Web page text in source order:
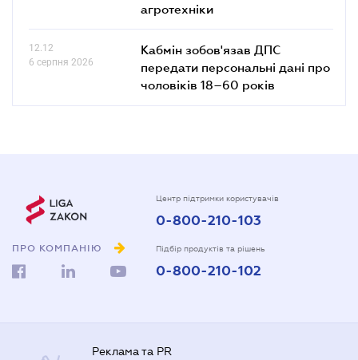
агротехніки
12.12
6 серпня 2026
Кабмін зобов'язав ДПС
передати персональні дані про
чоловіків 18–60 років
ПРО КОМПАНІЮ
Центр підтримки користувачів
0-800-210-103
Підбір продуктів та рішень
0-800-210-102
Реклама та PR